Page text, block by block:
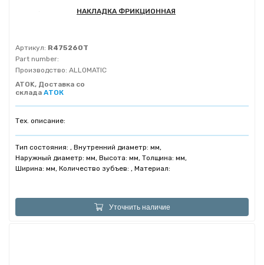
НАКЛАДКА ФРИКЦИОННАЯ
Артикул: R475260T
Part number:
Производство: ALLOMATIC
ATOK, Доставка со
склада АТОК
Тех. описание:
Тип состояния: , Внутренний диаметр: мм,
Наружный диаметр: мм, Высота: мм, Толщина: мм,
Ширина: мм, Количество зубъев: , Материал:
Уточнить наличие